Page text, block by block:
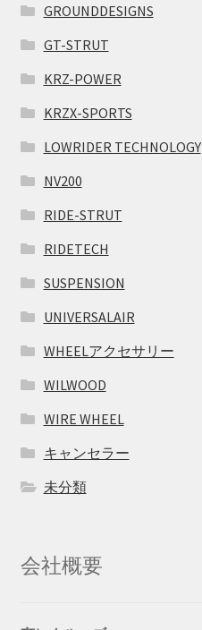
GROUNDDESIGNS
GT-STRUT
KRZ-POWER
KRZX-SPORTS
LOWRIDER TECHNOLOGY
NV200
RIDE-STRUT
RIDETECH
SUSPENSION
UNIVERSALAIR
WHEELアクセサリー
WILWOOD
WIRE WHEEL
キャンセラー
未分類
会社概要